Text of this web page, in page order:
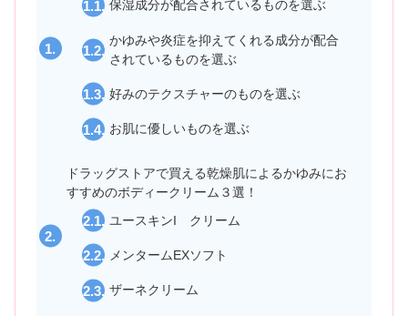
保湿成分が配合されているものを選ぶ
かゆみや炎症を抑えてくれる成分が配合
されているものを選ぶ
好みのテクスチャーのものを選ぶ
お肌に優しいものを選ぶ
ドラッグストアで買える乾燥肌によるかゆみにお
すすめのボディークリーム３選！
ユースキンI クリーム
メンタームEXソフト
ザーネクリーム